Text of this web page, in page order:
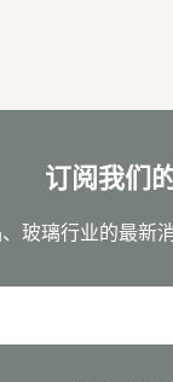
订阅我们
玻璃行业的最新